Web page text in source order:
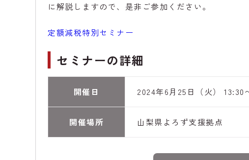
に解説しますので、是非ご参加ください。
定額減税特別セミナー
セミナーの詳細
開催日 2024年6月25日（火） 13:30
開催場所 山梨県よろず支援拠点